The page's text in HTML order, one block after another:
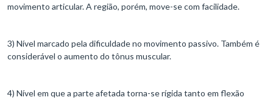
movimento articular. A região, porém, move-se com facilidade.
3) Nível marcado pela dificuldade no movimento passivo. Também é
considerável o aumento do tônus muscular.
4) Nível em que a parte afetada torna-se rígida tanto em flexão